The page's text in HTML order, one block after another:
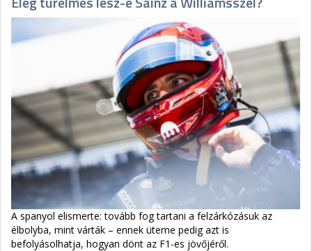
A spanyol elismerte: tovább fog tartani a felzárkózásuk az
élbolyba, mint várták – ennek üteme pedig azt is
befolyásolhatja, hogyan dönt az F1-es jövőjéről.